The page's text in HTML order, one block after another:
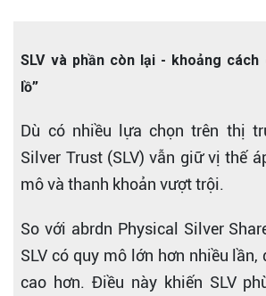
SLV và phần còn lại - khoảng cách
lồ”
Dù có nhiều lựa chọn trên thị
Silver Trust (SLV) vẫn giữ vị thế
mô và thanh khoản vượt trội.
So với abrdn Physical Silver
SLV có quy mô lớn hơn nhiều lần,
cao hơn. Điều này khiến SLV